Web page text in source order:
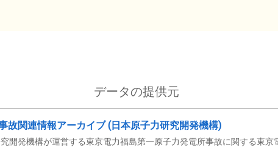
データの提供元
故関連情報アーカイブ (日本原子力研究開発機構)
開発機構が運営する東京電力福島第一原子力発電所事故に関する東京電